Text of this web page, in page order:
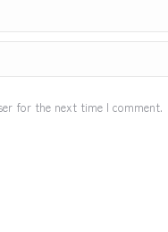
for the next time I comment.